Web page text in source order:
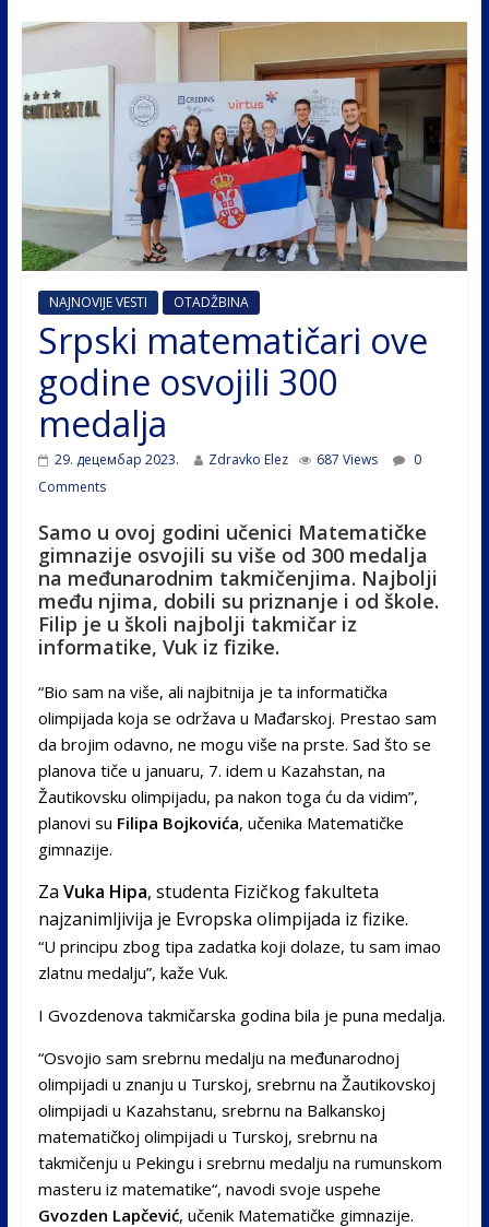
NAJNOVIJE VESTI OTADŽBINA
Srpski matematičari ove
godine osvojili 300
medalja
29. децембар 2023. Zdravko Elez 687 Views
0
Comments
Samo u ovoj godini učenici Matematičke
gimnazije osvojili su više od 300 medalja
na međunarodnim takmičenjima. Najbolji
među njima, dobili su priznanje i od škole.
Filip je u školi najbolji takmičar iz
informatike, Vuk iz fizike.
“Bio sam na više, ali najbitnija je ta informatička
olimpijada koja se održava u Mađarskoj. Prestao sam
da brojim odavno, ne mogu više na prste. Sad što se
planova tiče u januaru, 7. idem u Kazahstan, na
Žautikovsku olimpijadu, pa nakon toga ću da vidim”,
planovi su Filipa Bojkovića, učenika Matematičke
gimnazije.
Za Vuka Hipa, studenta Fizičkog fakulteta
najzanimljivija je Evropska olimpijada iz fizike.
“U principu zbog tipa zadatka koji dolaze, tu sam imao
zlatnu medalju”, kaže Vuk.
I Gvozdenova takmičarska godina bila je puna medalja.
“Osvojio sam srebrnu medalju na međunarodnoj
olimpijadi u znanju u Turskoj, srebrnu na Žautikovskoj
olimpijadi u Kazahstanu, srebrnu na Balkanskoj
matematičkoj olimpijadi u Turskoj, srebrnu na
takmičenju u Pekingu i srebrnu medalju na rumunskom
masteru iz matematike“, navodi svoje uspehe
Gvozden Lapčević, učenik Matematičke gimnazije.